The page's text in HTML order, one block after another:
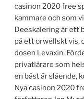
casinon 2020 free
kammare och som
Deeskalering är ett
på ett orwellskt vis,
dosen Levaxin.
privatlärare som
en bäst är slående,
Nya casinon 2020